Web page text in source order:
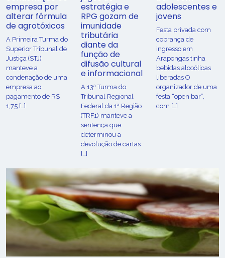
empresa por
alterar fórmula
de agrotóxicos
​A Primeira Turma do
Superior Tribunal de
Justiça (STJ)
manteve a
condenação de uma
empresa ao
pagamento de R$
1,75 […]
estratégia e
RPG gozam de
imunidade
tributária
diante da
função de
difusão cultural
e informacional
A 13ª Turma do
Tribunal Regional
Federal da 1ª Região
(TRF1) manteve a
sentença que
determinou a
devolução de cartas
[…]
adolescentes e
jovens
Festa privada com
cobrança de
ingresso em
Arapongas tinha
bebidas alcoólicas
liberadas O
organizador de uma
festa “open bar”,
com […]